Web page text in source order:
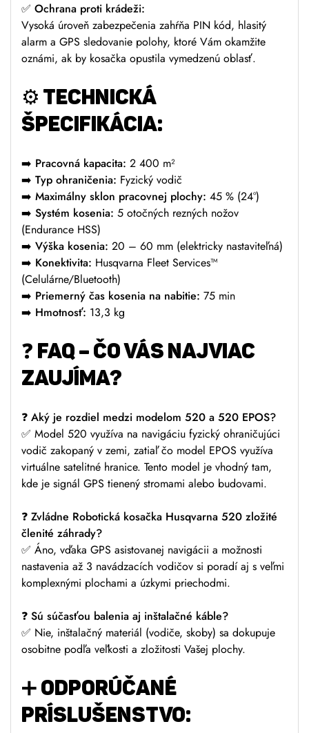
✅ Ochrana proti krádeži:
Vysoká úroveň zabezpečenia zahŕňa PIN kód, hlasitý
alarm a GPS sledovanie polohy, ktoré Vám okamžite
oznámi, ak by kosačka opustila vymedzenú oblasť.
⚙️ TECHNICKÁ
ŠPECIFIKÁCIA:
➡️ Pracovná kapacita: 2 400 m²
➡️ Typ ohraničenia: Fyzický vodič
➡️ Maximálny sklon pracovnej plochy: 45 % (24°)
➡️ Systém kosenia: 5 otočných rezných nožov
(Endurance HSS)
➡️ Výška kosenia: 20 – 60 mm (elektricky nastaviteľná)
➡️ Konektivita: Husqvarna Fleet Services™
(Celulárne/Bluetooth)
➡️ Priemerný čas kosenia na nabitie: 75 min
➡️ Hmotnosť: 13,3 kg
❓ FAQ – ČO VÁS NAJVIAC
ZAUJÍMA?
❓ Aký je rozdiel medzi modelom 520 a 520 EPOS?
✅ Model 520 využíva na navigáciu fyzický ohraničujúci
vodič zakopaný v zemi, zatiaľ čo model EPOS využíva
virtuálne satelitné hranice. Tento model je vhodný tam,
kde je signál GPS tienený stromami alebo budovami.
❓ Zvládne Robotická kosačka Husqvarna 520 zložité
členité záhrady?
✅ Áno, vďaka GPS asistovanej navigácii a možnosti
nastavenia až 3 navádzacích vodičov si poradí aj s veľmi
komplexnými plochami a úzkymi priechodmi.
❓ Sú súčasťou balenia aj inštalačné káble?
✅ Nie, inštalačný materiál (vodiče, skoby) sa dokupuje
osobitne podľa veľkosti a zložitosti Vašej plochy.
➕ ODPORÚČANÉ
PRÍSLUŠENSTVO: